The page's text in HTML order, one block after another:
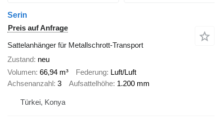
Serin
Preis auf Anfrage
Sattelanhänger für Metallschrott-Transport
Zustand neu
Volumen 66,94 m³ Federung Luft/Luft
Achsenanzahl 3 Aufsattelhöhe 1.200 mm
Türkei, Konya